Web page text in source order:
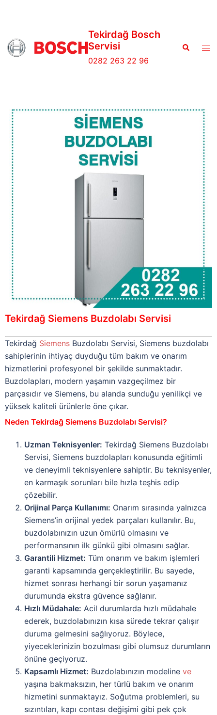
Tekirdağ Bosch
Servisi
0282 263 22 96
Tekirdağ Siemens Buzdolabı Servisi
Tekirdağ Siemens Buzdolabı Servisi, Siemens buzdolabı
sahiplerinin ihtiyaç duyduğu tüm bakım ve onarım
hizmetlerini profesyonel bir şekilde sunmaktadır.
Buzdolapları, modern yaşamın vazgeçilmez bir
parçasıdır ve Siemens, bu alanda sunduğu yenilikçi ve
yüksek kaliteli ürünlerle öne çıkar.
Neden Tekirdağ Siemens Buzdolabı Servisi?
Uzman Teknisyenler: Tekirdağ Siemens Buzdolabı
Servisi, Siemens buzdolapları konusunda eğitimli
ve deneyimli teknisyenlere sahiptir. Bu teknisyenler,
en karmaşık sorunları bile hızla teşhis edip
çözebilir.
Orijinal Parça Kullanımı: Onarım sırasında yalnızca
Siemens’in orijinal yedek parçaları kullanılır. Bu,
buzdolabınızın uzun ömürlü olmasını ve
performansının ilk günkü gibi olmasını sağlar.
Garantili Hizmet: Tüm onarım ve bakım işlemleri
garanti kapsamında gerçekleştirilir. Bu sayede,
hizmet sonrası herhangi bir sorun yaşamanız
durumunda ekstra güvence sağlanır.
Hızlı Müdahale: Acil durumlarda hızlı müdahale
ederek, buzdolabınızın kısa sürede tekrar çalışır
duruma gelmesini sağlıyoruz. Böylece,
yiyeceklerinizin bozulması gibi olumsuz durumların
önüne geçiyoruz.
Kapsamlı Hizmet: Buzdolabınızın modeline ve
yaşına bakmaksızın, her türlü bakım ve onarım
hizmetini sunmaktayız. Soğutma problemleri, su
sızıntıları, kapı contası değişimi gibi pek çok